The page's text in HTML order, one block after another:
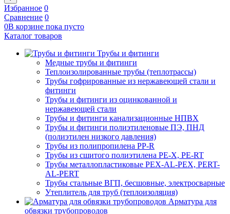
Избранное 0
Сравнение 0
0В корзине пока пусто
Каталог товаров
Трубы и фитинги
Медные трубы и фитинги
Теплоизолированные трубы (теплотрассы)
Трубы гофрированные из нержавеющей стали и
фитинги
Трубы и фитинги из оцинкованной и
нержавеющей стали
Трубы и фитинги канализационные НПВХ
Трубы и фитинги полиэтиленовые ПЭ, ПНД
(полиэтилен низкого давления)
Трубы из полипропилена PP-R
Трубы из сшитого полиэтилена PE-X, PE-RT
Трубы металлопластиковые PEX-AL-PEX, PERT-
AL-PERT
Трубы стальные ВГП, бесшовные, электросварные
Утеплитель для труб (теплоизоляция)
Арматура для
обвязки трубопроводов